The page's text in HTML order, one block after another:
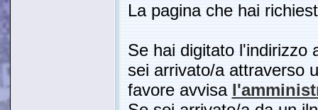
La pagina che hai
Se hai digitato l'indirizzo
sei arrivato/a attraverso
favore avvisa